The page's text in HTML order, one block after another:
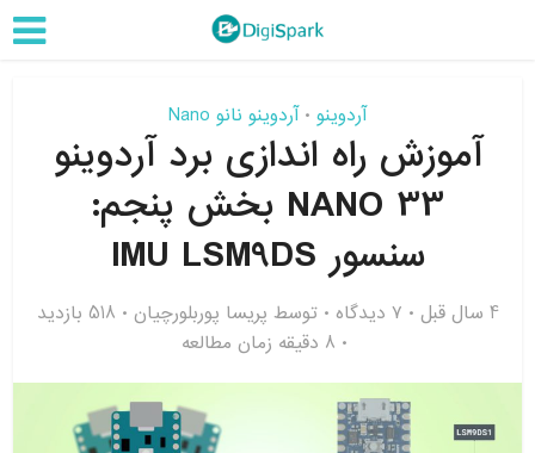
آردوینو • آردوینو نانو Nano
آموزش راه اندازی برد آردوینو
NANO 33 بخش پنجم:
سنسور IMU LSM9DS
4 سال قبل ۷ دیدگاه توسط پریسا پوربلورچیان
518 بازدید
8 دقیقه زمان مطالعه